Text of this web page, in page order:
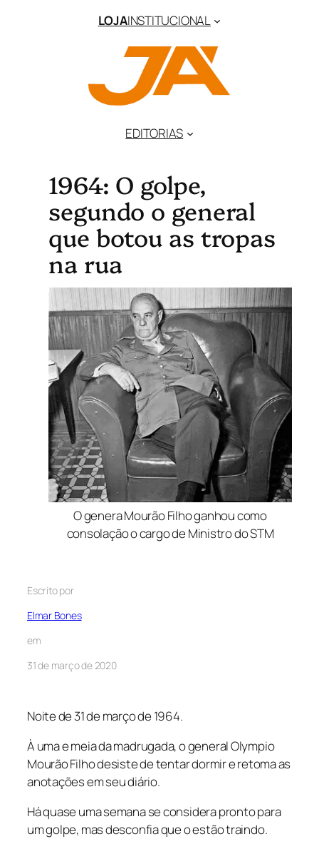
LOJAINSTITUCIONAL
EDITORIAS
1964: O golpe,
segundo o general
que botou as tropas
na rua
O genera Mourão Filho ganhou como
consolação o cargo de Ministro do STM
Escrito por
Elmar Bones
em
31 de março de 2020
Noite de 31 de março de 1964.
À uma e meia da madrugada, o general Olympio
Mourão Filho desiste de tentar dormir e retoma as
anotações em seu diário.
Há quase uma semana se considera pronto para
um golpe, mas desconfia que o estão traindo.